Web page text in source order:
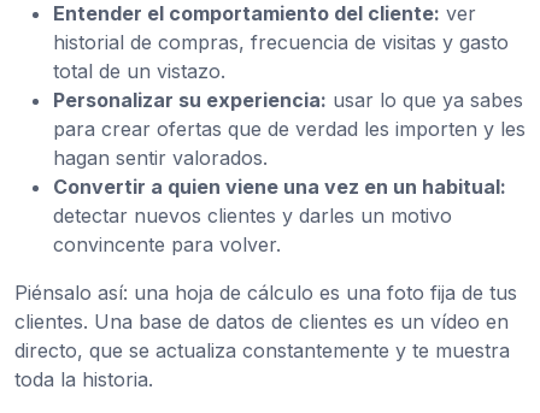
Entender el comportamiento del cliente: ver
historial de compras, frecuencia de visitas y gasto
total de un vistazo.
Personalizar su experiencia: usar lo que ya sabes
para crear ofertas que de verdad les importen y les
hagan sentir valorados.
Convertir a quien viene una vez en un habitual:
detectar nuevos clientes y darles un motivo
convincente para volver.
Piénsalo así: una hoja de cálculo es una foto fija de tus
clientes. Una base de datos de clientes es un vídeo en
directo, que se actualiza constantemente y te muestra
toda la historia.